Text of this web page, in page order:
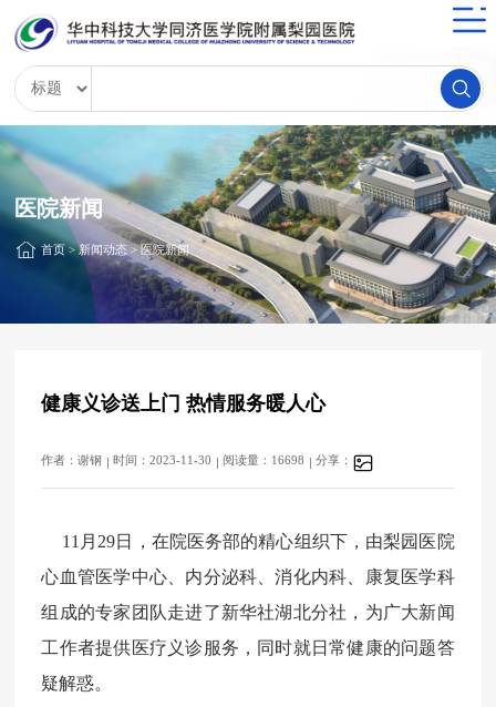
医院新闻
首页>新闻动态>医院新闻
健康义诊送上门 热情服务暖人心
作者：谢钢 时间：2023-11-30 阅读量：16698 分享：
11 月 29日，在院医务部的精心组织下，由梨园医院
心血管医学中心、内分泌科、消化内科、康复医学科
组成的专家团队走进了新华社湖北分社，为广大新闻
工作者提供医疗义诊服务，同时就日常健康的问题答
疑解惑。